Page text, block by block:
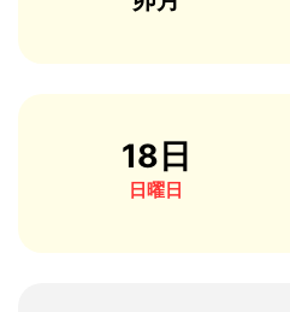
18日
日曜日